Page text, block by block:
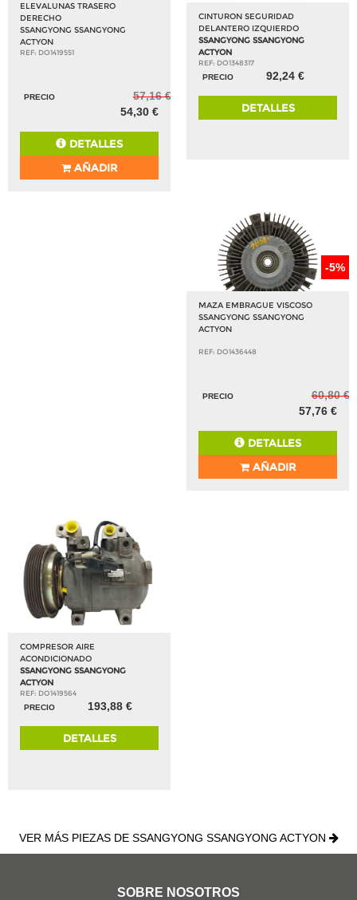
ELEVALUNAS TRASERO
DERECHO
SSANGYONG SSANGYONG
ACTYON
REF: DO1419551
PRECIO
57,16 €
54,30 €
DETALLES
AÑADIR
CINTURON SEGURIDAD
DELANTERO IZQUIERDO
SSANGYONG SSANGYONG
ACTYON
REF: DO1348317
PRECIO
92,24 €
DETALLES
-5%
MAZA EMBRAGUE VISCOSO
SSANGYONG SSANGYONG
ACTYON
REF: DO1436448
PRECIO
60,80 €
57,76 €
DETALLES
AÑADIR
COMPRESOR AIRE
ACONDICIONADO
SSANGYONG SSANGYONG
ACTYON
REF: DO1419564
PRECIO
193,88 €
DETALLES
VER MÁS PIEZAS DE SSANGYONG SSANGYONG ACTYON
SOBRE NOSOTROS